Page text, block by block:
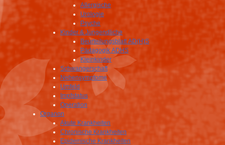
Allergische
Urologie
Psyche
Kinder & Jungendliche
Beurteilungsblatt AD(H)S
Pädagogik ADHS
Kleinkinder
Schwangerschaft
Nebensymptome
Umfeld
Impfstatus
Operation
Organon
Akute Krankheiten
Chronische Krankheiten
Epidemische Krankheiten